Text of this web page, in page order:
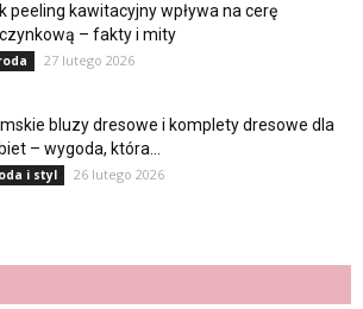
peeling kawitacyjny wpływa na cerę
– fakty i mity
27 lutego 2026
bluzy dresowe i komplety dresowe dla
– wygoda, która...
i styl 26 lutego 2026